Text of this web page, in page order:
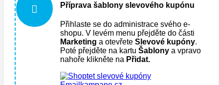
 Příprava šablony slevového kupónu
Přihlaste se do administrace svého e-
shopu. V levém menu přejděte do části
Marketing a otevřete Slevové kupóny.
Poté přejděte na kartu Šablony a vpravo
nahoře klikněte na Přidat.